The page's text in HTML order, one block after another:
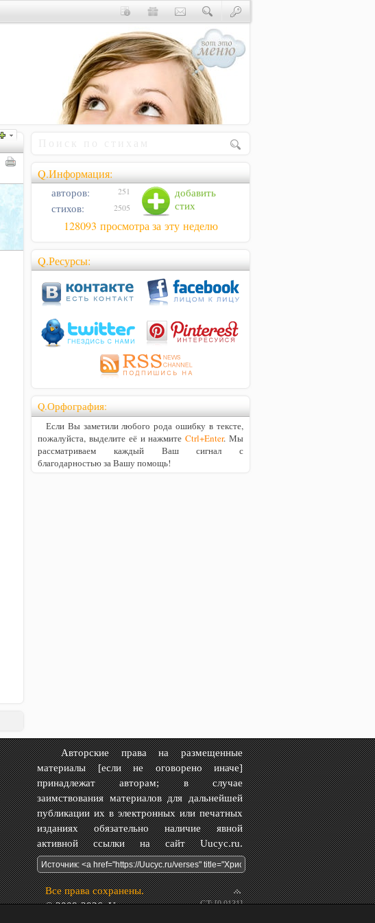
Q.Информация:
добавить
стих
авторов: 251
стихов: 2505
128093 просмотра за эту неделю
Q.Ресурсы:
Q.Орфография:
Если Вы заметили любого рода ошибку в тексте,
пожалуйста, выделите её и нажмитеCtrl+Enter. Мы
рассматриваем каждый Ваш сигнал с
благодарностью за Вашу помощь!
Авторские права на размещенные
материалы [если не оговорено иначе]
принадлежат авторам; в случае
заимствования материалов для дальнейшей
публикации их в электронных или печатных
изданиях обязательно наличие явной
активной ссылки на сайт Uucyc.ru.
Все права сохранены.
© 2000-2026, Uucyc.ru
GT: [0.0131]